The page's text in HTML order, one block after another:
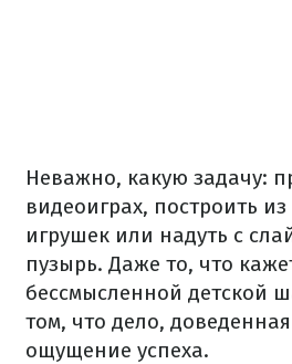
Неважно, какую задачу:
видеоиграх, построить
игрушек или надуть с
пузырь. Даже то, что
бессмысленной детской
том, что дело,
ощущение успеха.